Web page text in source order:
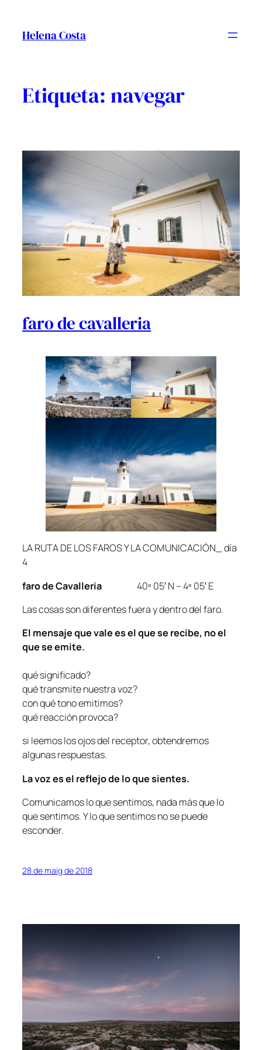
contingut
Helena Costa
Etiqueta: navegar
faro de cavalleria
LA RUTA DE LOS FAROS Y LA COMUNICACIÓN_ día
4
faro de Cavalleria 40º 05′ N – 4º 05′ E
Las cosas son diferentes fuera y dentro del faro.
El mensaje que vale es el que se recibe, no el
que se emite.
qué significado?
qué transmite nuestra voz?
con qué tono emitimos?
qué reacción provoca?
si leemos los ojos del receptor, obtendremos
algunas respuestas.
La voz es el reflejo de lo que sientes.
Comunicamos lo que sentimos, nada más que lo
que sentimos. Y lo que sentimos no se puede
esconder.
28 de maig de 2018